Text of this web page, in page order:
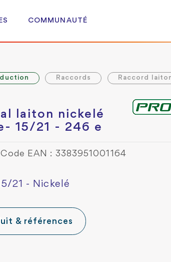
COMMUNAUTÉ
Raccords Raccord
laiton nickelé
15/21 - 246 e
Code EAN : 3383951001164
21 - Nickelé
& références